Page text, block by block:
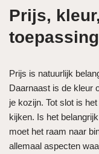
Prijs,
toepassing
Prijs is natuurlijk
Daarnaast is de kleur
je kozijn. Tot slot is
kijken. Is het
moet het raam naar
allemaal aspecten